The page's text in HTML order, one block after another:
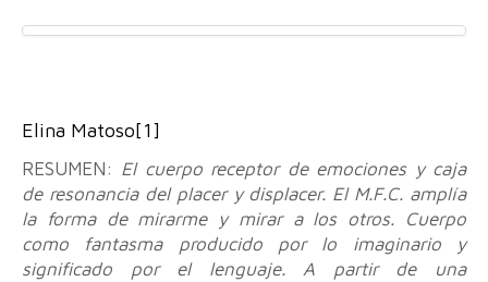
Elina Matoso[1]
RESUMEN: El cuerpo receptor de emociones y caja
de resonancia del placer y displacer. El M.F.C. amplía
la forma de mirarme y mirar a los otros. Cuerpo
como fantasma producido por lo imaginario y
significado por el lenguaje. A partir de una